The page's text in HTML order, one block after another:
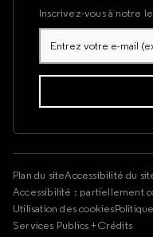
Inscrivez-vous à notre
Plan du siteAccessibilité du
Accessibilité : partiellement
Utilisation des cookies
Services Publics +Crédits